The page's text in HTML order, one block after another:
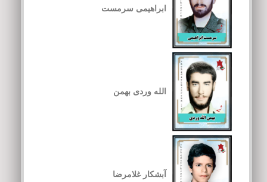
ابراهیمی سرمست
الله وردی بهمن
آبشکار غلامرضا